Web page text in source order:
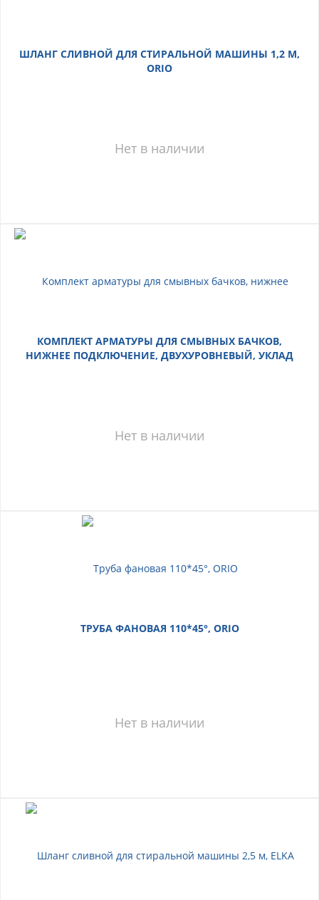
ШЛАНГ СЛИВНОЙ ДЛЯ СТИРАЛЬНОЙ МАШИНЫ 1,2 М,
ORIO
Нет в наличии
КОМПЛЕКТ АРМАТУРЫ ДЛЯ СМЫВНЫХ БАЧКОВ,
НИЖНЕЕ ПОДКЛЮЧЕНИЕ, ДВУХУРОВНЕВЫЙ, УКЛАД
Нет в наличии
ТРУБА ФАНОВАЯ 110*45°, ORIO
Нет в наличии